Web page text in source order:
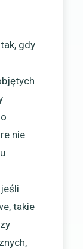
gdy
nie
takie